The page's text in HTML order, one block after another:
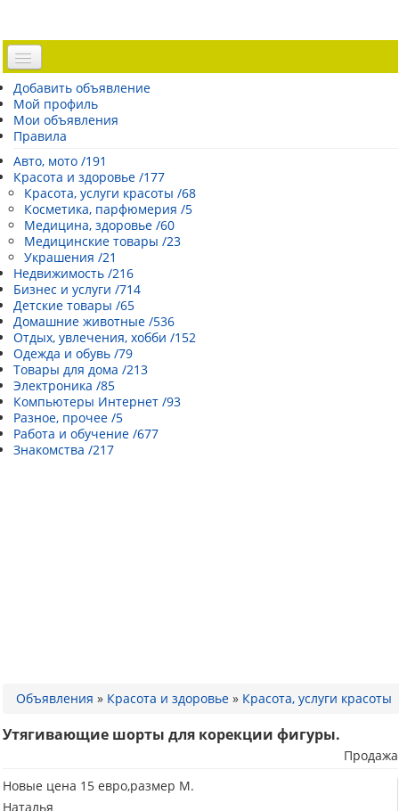
Доска объявлений
Погода Эстонии
Открытки
Каталог сайтов
| Регистрация |
Добавить объявление
Мой профиль
Мои объявления
Правила
Авто, мото /191
Красота и здоровье /177
Красота, услуги красоты /68
Косметика, парфюмерия /5
Медицина, здоровье /60
Медицинские товары /23
Украшения /21
Недвижимость /216
Бизнес и услуги /714
Детские товары /65
Домашние животные /536
Отдых, увлечения, хобби /152
Одежда и обувь /79
Товары для дома /213
Электроника /85
Компьютеры Интернет /93
Разное, прочее /5
Работа и обучение /677
Знакомства /217
Объявления » Красота и здоровье » Красота, услуги красоты
Утягивающие шорты для корекции фигуры.
Продажа
Новые цена 15 евро,размер М.
Наталья